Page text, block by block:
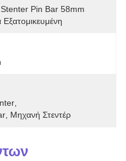
Pin Bar 58mm
Μηχανή Στεντέρ